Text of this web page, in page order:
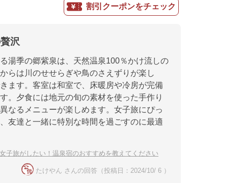
割引クーポンをチェック
沢
湯季の郷紫泉は、天然温泉100％かけ流しの
らは川のせせらぎや鳥のさえずりが楽し
ます。客室は和室で、床暖房や冷房が完備
。夕食には地元の旬の素材を使った手作り
なるメニューが楽しめます。女子旅にぴっ
友達と一緒に特別な時間を過ごすのに最適
子旅がしたい！温泉宿のおすすめを教えてください
たけやん さんの回答（投稿日：2024/10/ 6 ）